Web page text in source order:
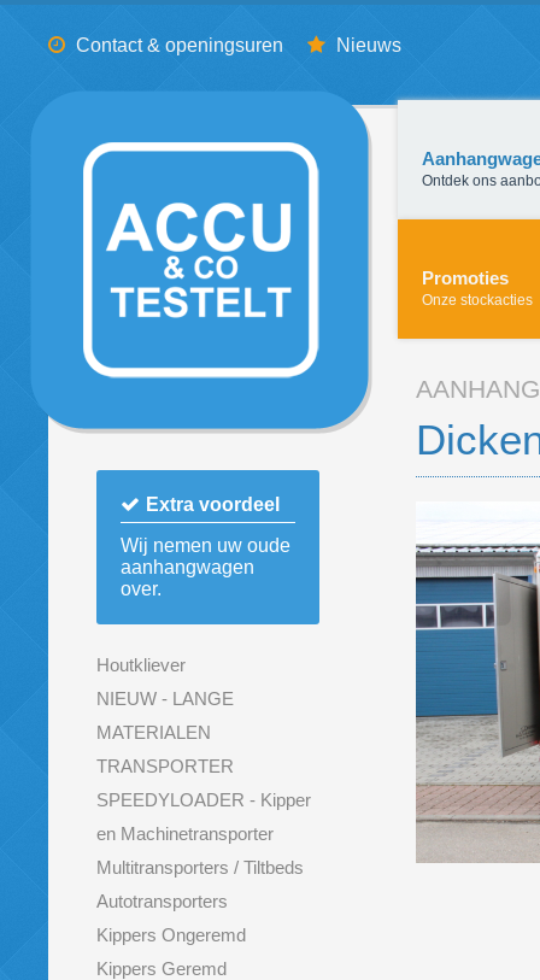
Contact & openingsuren Nieuws
Extra voordeel
Wij nemen uw oude
aanhangwagen
over.
Houtkliever
NIEUW - LANGE
MATERIALEN
TRANSPORTER
SPEEDYLOADER - Kipper
en Machinetransporter
Multitransporters / Tiltbeds
Autotransporters
Kippers Ongeremd
Kippers Geremd
Ontdek ons
Promoties
Onze stockacties